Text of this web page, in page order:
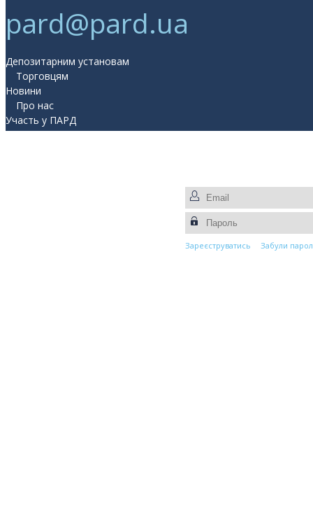
pard@pard.ua
Депозитарним установам
Торговцям
Новини
Про нас
Участь у ПАРД
Прес-центр
Зареєструватись Забули